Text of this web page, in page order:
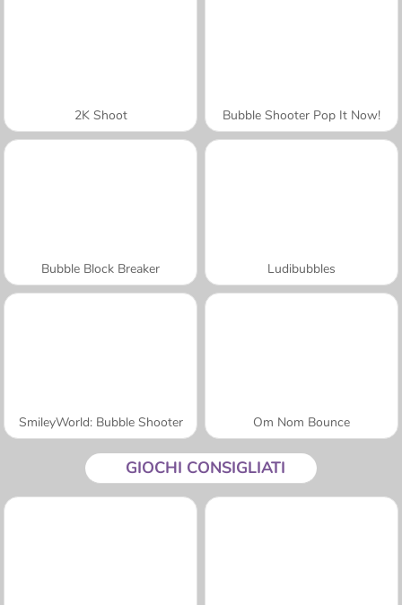
2K Shoot Bubble Shooter Pop It Now!
Bubble Block Breaker Ludibubbles
SmileyWorld: Bubble Shooter Om Nom Bounce
GIOCHI CONSIGLIATI